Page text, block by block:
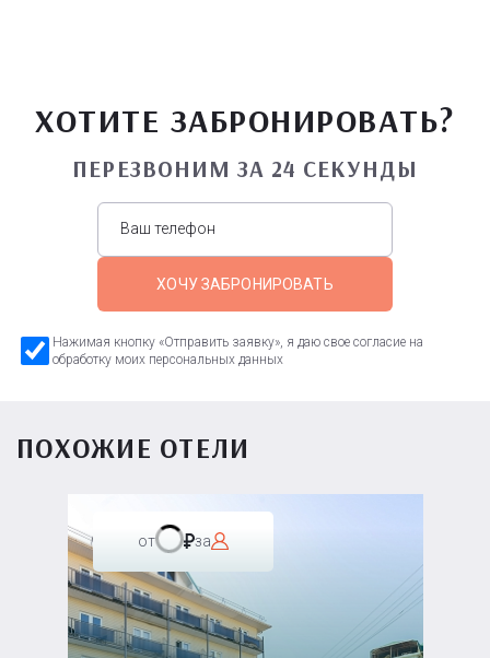
ХОТИТЕ ЗАБРОНИРОВАТЬ?
ПЕРЕЗВОНИМ ЗА 24 СЕКУНДЫ
ХОЧУ ЗАБРОНИРОВАТЬ
Нажимая кнопку «Отправить заявку», я даю свое согласие на
обработку моих персональных данных
ПОХОЖИЕ ОТЕЛИ
от за